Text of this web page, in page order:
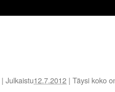
| Julkaistu12.7.2012 | Täysi koko